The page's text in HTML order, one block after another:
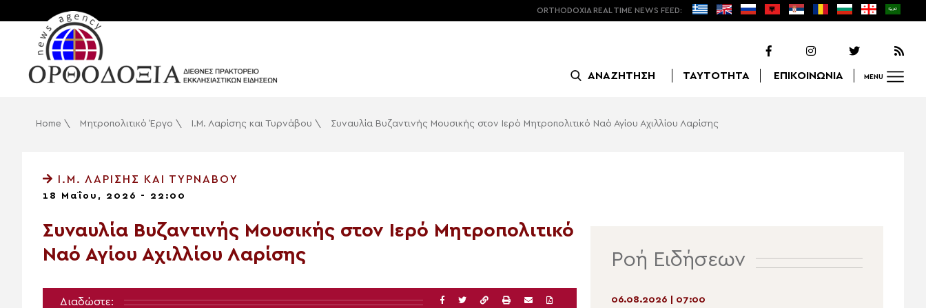
ORTHODOXIA REAL TIME NEWS FEED:
ΑΝΑΖΗΤΗΣΗ ΤΑΥΤΟΤΗΤΑ ΕΠΙΚΟΙΝΩΝΙΑ MENU
Home \ Μητροπολιτικό Έργο \ Ι.Μ. Λαρίσης και Τυρνάβου \ Συναυλία Bυζαντινής Mουσικής στον Ιερό Μητροπολιτικό Ναό Αγίου Αχιλλίου Λαρίσης
Ι.Μ. ΛΑΡΊΣΗΣ ΚΑΙ ΤΥΡΝΆΒΟΥ
18 Μαΐου, 2026 - 22:00
Συναυλία Bυζαντινής Mουσικής στον Ιερό Μητροπολιτικό
Ναό Αγίου Αχιλλίου Λαρίσης
Διαδώστε:
Ροή Ειδήσεων
05.08.2026 | 13:28 06.08.2026 | 07:00